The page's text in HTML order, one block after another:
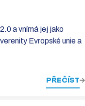
a vnímá jej jako
Evropské unie a
PŘEČÍST